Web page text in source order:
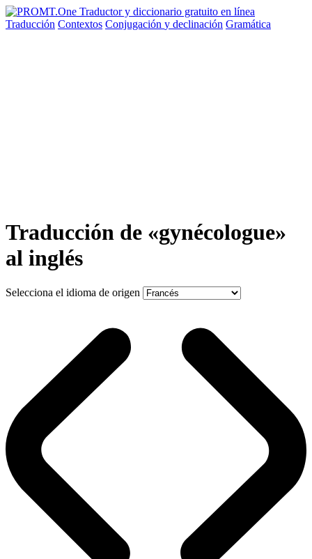
Traducción Contextos Conjugación y declinación Gramática
Traducción de «gynécologue»
al inglés
Selecciona el idioma de origen